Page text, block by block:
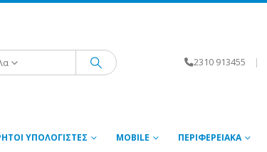
2310 913455 |
ΥΠΟΛΟΓΙΣΤΈΣ MOBILE ΠΕΡΙΦΕΡΕΙΑΚΆ